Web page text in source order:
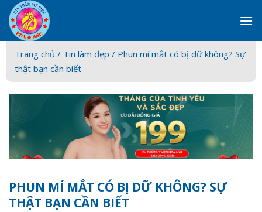
Skip
to
content
Trang chủ / Tin làm đẹp / Phun mí mắt có bị dữ không? Sự
thật bạn cần biết
PHUN MÍ MẮT CÓ BỊ DỮ KHÔNG? SỰ
THẬT BẠN CẦN BIẾT